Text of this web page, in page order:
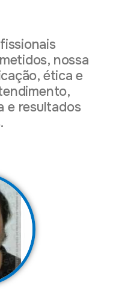
nossa
ética e
e resultados